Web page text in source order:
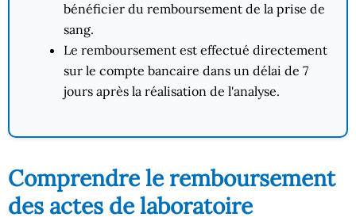
bénéficier du remboursement de la prise de
sang.
Le remboursement est effectué directement
sur le compte bancaire dans un délai de 7
jours après la réalisation de l'analyse.
Comprendre le remboursement
des actes de laboratoire